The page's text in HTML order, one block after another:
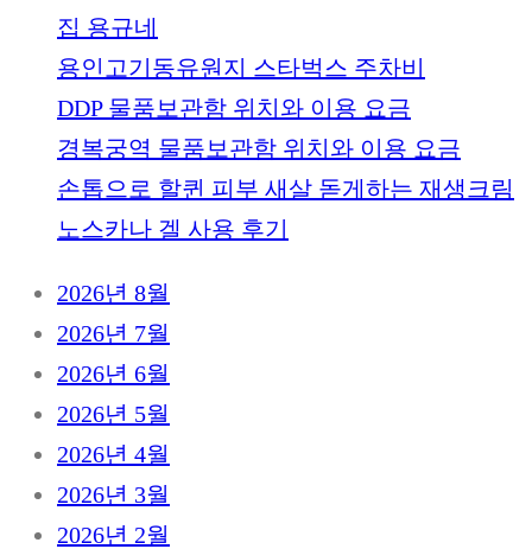
집 용규네
용인고기동유원지 스타벅스 주차비
DDP 물품보관함 위치와 이용 요금
경복궁역 물품보관함 위치와 이용 요금
손톱으로 할퀸 피부 새살 돋게하는 재생크림
노스카나 겔 사용 후기
2026년 8월
2026년 7월
2026년 6월
2026년 5월
2026년 4월
2026년 3월
2026년 2월